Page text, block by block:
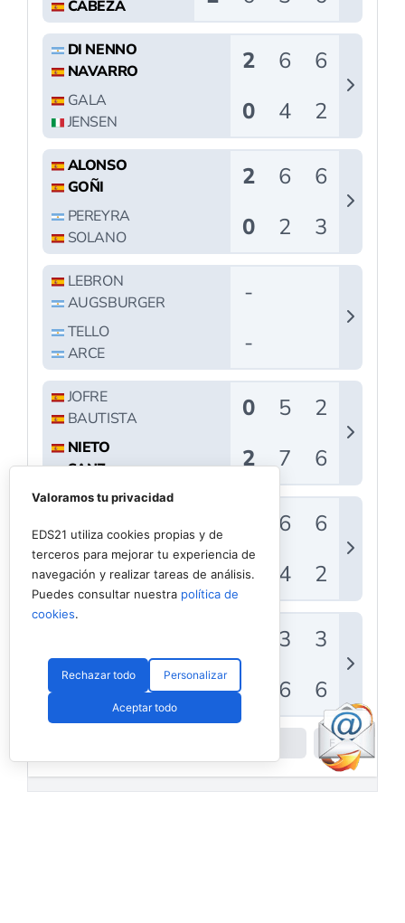
Valoramos tu privacidad
EDS21 utiliza cookies propias y de
terceros para mejorar tu experiencia de
navegación y realizar tareas de análisis.
Puedes consultar nuestra política de
cookies.
Rechazar todo Personalizar
Aceptar todo